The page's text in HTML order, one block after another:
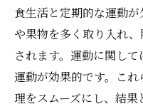
食生活と定期的な運動
や果物を多く取り入れ
されます。運動に関し
運動が効果的です。こ
理をスムーズにし、結